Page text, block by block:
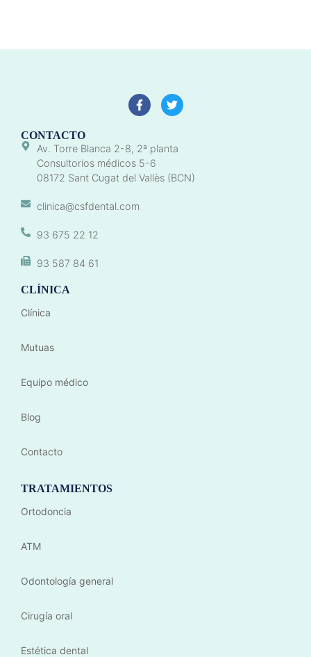
CONTACTO
Av. Torre Blanca 2-8, 2ª planta
Consultorios médicos 5-6
08172 Sant Cugat del Vallès (BCN)
clinica@csfdental.com
93 675 22 12
93 587 84 61
CLÍNICA
Clínica
Mutuas
Equipo médico
Blog
Contacto
TRATAMIENTOS
Ortodoncia
ATM
Odontología general
Cirugía oral
Estética dental